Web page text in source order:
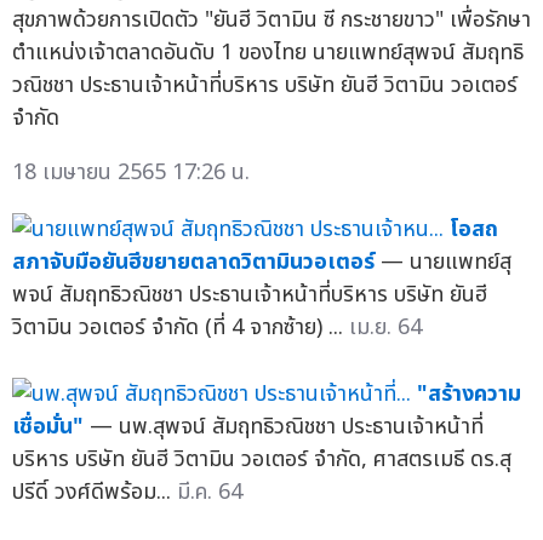
สุขภาพด้วยการเปิดตัว "ยันฮี วิตามิน ซี กระชายขาว" เพื่อรักษา
ตำแหน่งเจ้าตลาดอันดับ 1 ของไทย นายแพทย์สุพจน์ สัมฤทธิ
วณิชชา ประธานเจ้าหน้าที่บริหาร บริษัท ยันฮี วิตามิน วอเตอร์
จำกัด
18 เมษายน 2565 17:26 น.
โอสถ
สภาจับมือยันฮีขยายตลาดวิตามินวอเตอร์ — นายแพทย์สุ
พจน์ สัมฤทธิวณิชชา ประธานเจ้าหน้าที่บริหาร บริษัท ยันฮี
วิตามิน วอเตอร์ จำกัด (ที่ 4 จากซ้าย) ... เม.ย. 64
"สร้างความ
เชื่อมั่น" — นพ.สุพจน์ สัมฤทธิวณิชชา ประธานเจ้าหน้าที่
บริหาร บริษัท ยันฮี วิตามิน วอเตอร์ จำกัด, ศาสตรเมธี ดร.สุ
ปรีดิ์ วงศ์ดีพร้อม... มี.ค. 64